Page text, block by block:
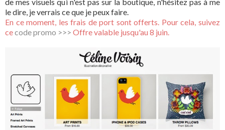
le dire, je verrais ce que je peux faire.
En ce moment, les frais de port sont offerts. Pour cela, suivez
cecode promo >>> Offre valable jusqu'au 8 juin.